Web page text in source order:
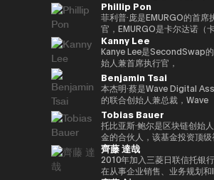
未来，我们正在努力建立基于
链的下一代金融基础设施。
了对变革性技术的敏锐见解。
提供资金外，Budki还是一位
全球的演讲者，曾在世界经济
和币安区块链周等国际活动中
台。他对市场趋势和区块链传
看法引起了《泰晤士报》、
《CoinDesk》和《中东企业
等主要媒体的关注。此外，通
交媒体上的积极沟通，其影响
一步扩大。它强调Web3的长
力，而不是短期利润，并正在
对重新定义世界应有方式的初
业的投资。 基于 “Web3 是未
的坚定信念，Budki 是去中心
术发展的重要推动力。
Budki（Vineet Budki）**是
开三井物产株式会社，目前担
任职务。熟悉全球大宗商品交
公司的早期投资者。它也被称
Polkadot和Kusama
早期投资者和支持者，并通过
分配、捐赠和对平行链拍卖的
支持，继续为生态系统做出重
献。
获得了ICT（AI/DX）领域的博
学位（PhD）•全球人工智能
（责任人工智能全球理事会/
国）•国际全球ICT联合会
（IFCGICT/美国/美国）专业
•国际电联认证人工智能审计师
（注册人工智能审计师）•世界
工智能理事会（加拿大）认证
人工智能官（首席人工智能官
• 海湾学院董事会（董事会）
• 阿曼商会数字经济和人工智
员会成员 • GCC（海湾合作
议）人工智能项目和人工智能
奖评审团成员 • 大学和学术顾
员会成员（SQU、AOU、索
大学）• 在全球首席信息官峰
Phillip Pon
菲利普·庞是EMURGO的首席
官，EMURGO是卡尔达诺（
达诺）区块链的联合创始组织
一。EMURGO正在促进区块
术和资产代币化的商业传播。
首席执行官，Philip负责监督
EMURGO的总体战略方向和
运营，并领导通过投资、合作
关系和基础设施开发将传统金
区块链连接起来的工作。
Kanny Lee
Kanye Lee是SecondSwap
始人兼首席执行官，
SecondSwap是一个去中心化
场，可以对锁定代币和流动性
的资产进行二次交易。 作为首
执行官，坎耶先生监督
SecondSwap战略愿景和产品
发的执行，并正在促进创新，
加Web3市场的可持续流动性
及性。
Benjamin Tsai
本杰明·蔡是Wave Digital
的联合创始人兼总裁，Wave
Digital Assets是一家在美国
交易委员会（SEC）注册的数
产管理公司。他负责监督公司
品开发和交易。他会说三种语
母语是虚拟货币，也是传统金
域的资深人士。Ben在新加坡
Tobias Bauer
托比亚斯·鲍尔是区块链创始
金的合伙人，该基金投资顶级
公司并建立企业。他是500家
公司、APX、PlugandPlay、
NUMA和Alchemist
齊藤 達哉
2010年加入三菱日联信托银行
在从事企业销售、业务规划和